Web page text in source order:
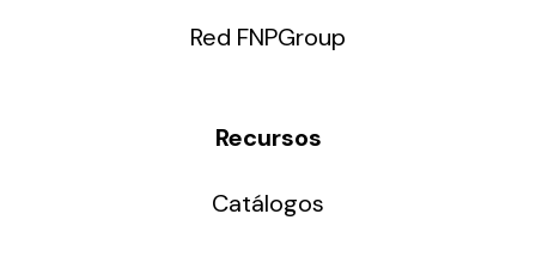
Red FNPGroup
Recursos
Catálogos